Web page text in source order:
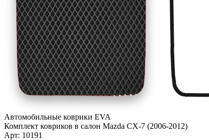
Автомобильные коврики EVA
Комплект ковриков в салон Mazda CX-7 (2006-2012)
Арт: 10191